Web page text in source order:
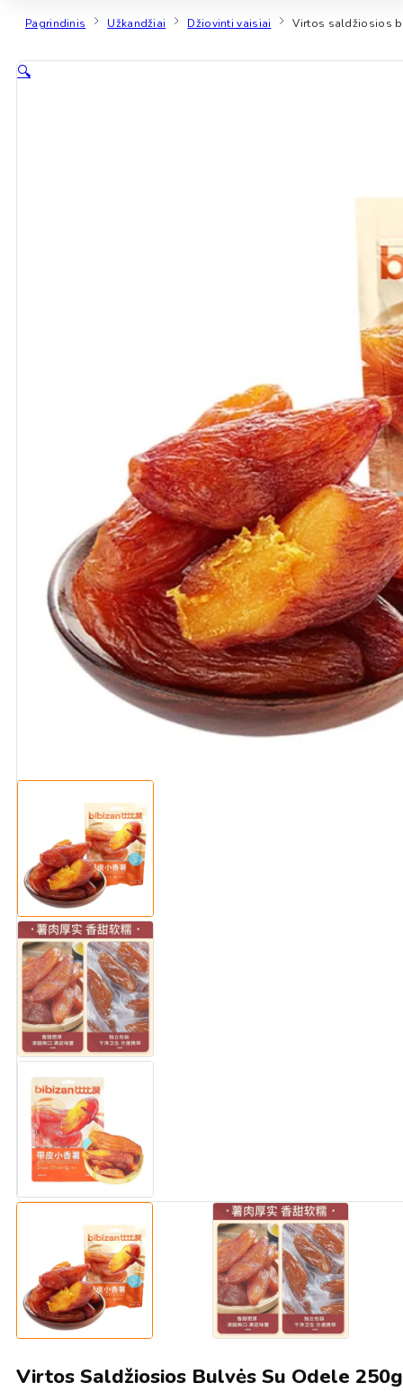
Pagrindinis Užkandžiai Džiovinti vaisiai Virtos saldžiosios
🔍
Virtos Saldžiosios Bulvės Su Odele